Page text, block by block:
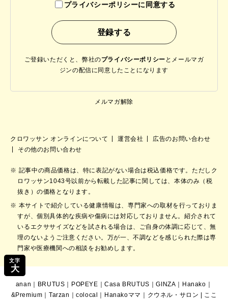
文字
大
プライバシーポリシーに同意する
ご登録いただくと、弊社のプライバシーポリシー と メールマガ
ジンの配信に同意したことになります
メルマガ解除
クロワッサン オンラインについて 運営会社
広告のお問い合わせ
その他のお問い合わせ
記事中の商品価格は、特に表記がない場合は税込価格です。ただしク
ロワッサン1043号以前から転載した記事に関しては、本体のみ（税
抜き）の価格となります。
本サイトで紹介している健康情報は、専門家への取材を行っておりま
すが、個別具体的な疾病や傷病には対応しておりません。紹介されて
いるエクササイズなどを試される場合は、ご自身の体調に応じて、無
理のないようご注意ください。万が一、不調などを感じられた際は専
門家や医療機関への相談をお勧めします。
anan ｜ BRUTUS ｜ POPEYE ｜Casa BRUTUS ｜GINZA ｜ Hanako ｜
&Premium ｜Tarzan ｜colocal ｜ Hanakoママ ｜ クウネル・サロン | ここ